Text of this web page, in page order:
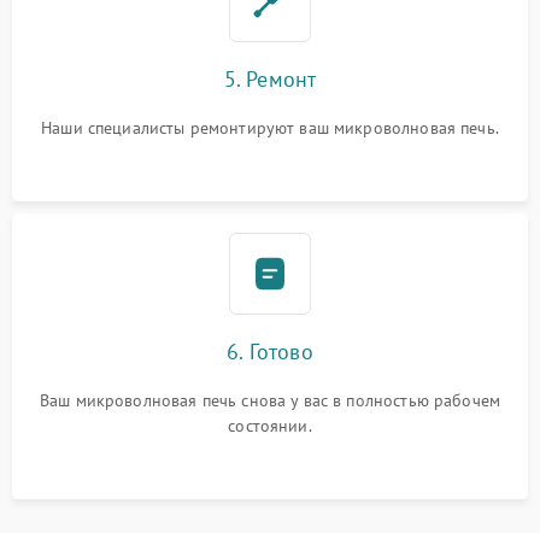
5. Ремонт
Наши специалисты ремонтируют ваш микроволновая печь.
6. Готово
Ваш микроволновая печь снова у вас в полностью рабочем
состоянии.